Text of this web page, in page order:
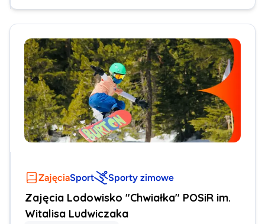
ZajęciaSport Sporty zimowe
Zajęcia Lodowisko "Chwiałka" POSiR im.
Witalisa Ludwiczaka